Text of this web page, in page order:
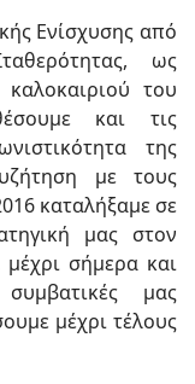
Ενίσχυσης από
ως
του
και τις
της
με τους
καταλήξαμε σε
μας στον
σήμερα και
μας
μέχρι τέλους